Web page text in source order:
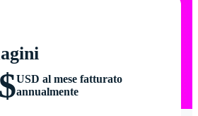
USD al mese fatturato
annualmente